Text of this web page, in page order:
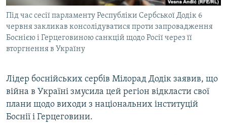
РУС
УКР
КТАТ
Під час сесії парламенту Республіки Сербської Додік 6
червня закликав консолідуватися проти запровадження
Боснією і Герцеговиною санкцій щодо Росії через її
вторгнення в Україну
Лідер боснійських сербів Мілорад Додік заявив, що
війна в Україні змусила цей регіон відкласти свої
плани щодо виходи з національних інституцій
Боснії і Герцеговини.